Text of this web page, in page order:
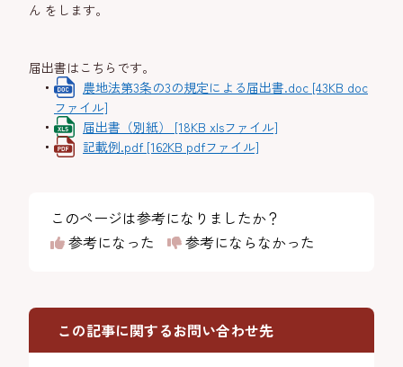
ん をします。
届出書はこちらです。
農地法第3条の3の規定による届出書.doc [43KB doc
ファイル]
届出書（別紙） [18KB xlsファイル]
記載例.pdf [162KB pdfファイル]
このページは参考になりましたか？
参考になった
参考にならなかった
この記事に関するお問い合わせ先